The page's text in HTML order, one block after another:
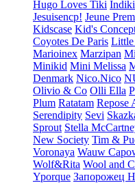
Hugo Loves Tiki
Jesuisencp! Jeune
Kidscase Kid's
Coyotes De Paris Little
Marioinex Marzipan
Minikid Mini Melissa
Denmark Nico.Nico
Olivio & Co Olli Ella
Plum Ratatam Repose
Serendipity Sevi
Sprout Stella
New Society Tim &
Voronaya Wauw
Wolf&Rita Wool and
Yporque Запорожец